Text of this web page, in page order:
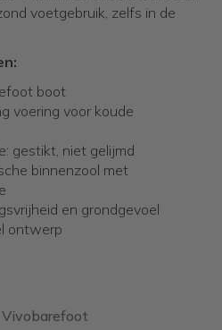
voetgebruik, zelfs in de
boot
voering voor koude
gestikt, niet gelijmd
binnenzool met
en grondgevoel
ontwerp
Vivobarefoot